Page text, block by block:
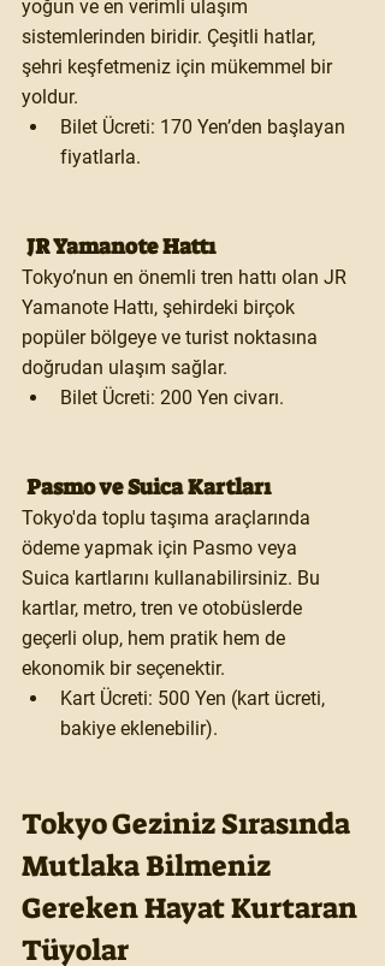
yoğun ve en verimli ulaşım
sistemlerinden biridir. Çeşitli hatlar,
şehri keşfetmeniz için mükemmel bir
yoldur.
Bilet Ücreti: 170 Yen’den başlayan
fiyatlarla.
JR Yamanote Hattı
Tokyo’nun en önemli tren hattı olan JR
Yamanote Hattı, şehirdeki birçok
popüler bölgeye ve turist noktasına
doğrudan ulaşım sağlar.
Bilet Ücreti: 200 Yen civarı.
Pasmo ve Suica Kartları
Tokyo'da toplu taşıma araçlarında
ödeme yapmak için Pasmo veya
Suica kartlarını kullanabilirsiniz. Bu
kartlar, metro, tren ve otobüslerde
geçerli olup, hem pratik hem de
ekonomik bir seçenektir.
Kart Ücreti: 500 Yen (kart ücreti,
bakiye eklenebilir).
Tokyo Geziniz Sırasında
Mutlaka Bilmeniz
Gereken Hayat Kurtaran
Tüyolar